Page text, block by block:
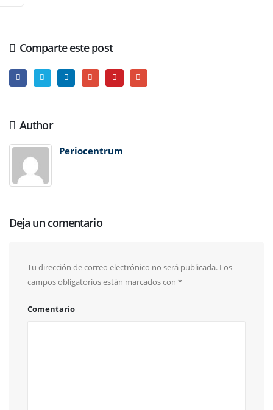
Comparte este post
Author
Periocentrum
Deja un comentario
Tu dirección de correo electrónico no será publicada. Los
campos obligatorios están marcados con *
Comentario